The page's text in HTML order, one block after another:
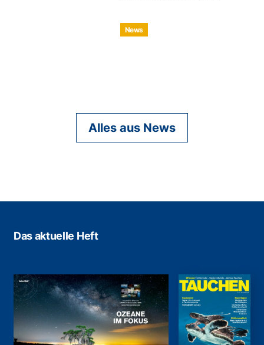
News
Alles aus News
Das aktuelle Heft